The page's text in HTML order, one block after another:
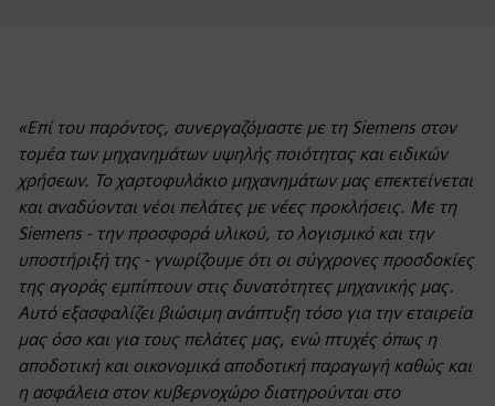
«Επί του παρόντος, συνεργαζόμαστε με τη Siemens στον
τομέα των μηχανημάτων υψηλής ποιότητας και ειδικών
χρήσεων. Το χαρτοφυλάκιο μηχανημάτων μας επεκτείνεται
και αναδύονται νέοι πελάτες με νέες προκλήσεις. Με τη
Siemens - την προσφορά υλικού, το λογισμικό και την
υποστήριξή της - γνωρίζουμε ότι οι σύγχρονες προσδοκίες
της αγοράς εμπίπτουν στις δυνατότητες μηχανικής μας.
Αυτό εξασφαλίζει βιώσιμη ανάπτυξη τόσο για την εταιρεία
μας όσο και για τους πελάτες μας, ενώ πτυχές όπως η
αποδοτική και οικονομικά αποδοτική παραγωγή καθώς και
η ασφάλεια στον κυβερνοχώρο διατηρούνται στο